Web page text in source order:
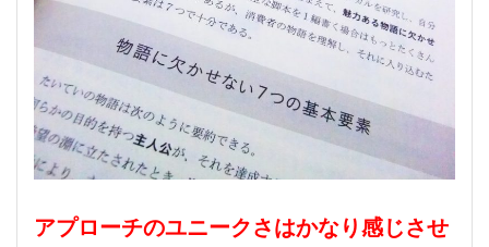
アプローチのユニークさはかなり感じさせ